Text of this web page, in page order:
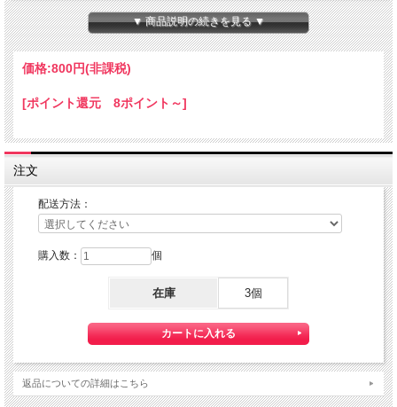
すこと、ご理解・ご了承下さい。
ヒートガン等で加熱しないでください。
★コチラの商品は 『ゆうパケット２５０円』・『定形外郵便１４０円』配送可能
な商品になります。
宅配便のように受領印やサインのやり取りが無く、ご不在時であってもお受け取り
いただけます。
また、沖縄等の離島区域の場合でも別途送料が掛かりません。
◆配達状況の確認ができます。
ゆうパケットをご選択いただいたお客様へは、商品配送後 「お問い合わせ番号」
をお知らせしますので、日本郵便のHPにて配達状況をご確認いただけます。
◆ゆうパケットご利用の際の注意点
ゆうパケットは通常の宅配便と異なり直接ポストへの投函となりますので、
配送中の損失・破損・遅延、投函後の盗難等は一切補償致しかねます。
※）『ゆうパケット』対象外商品との同梱は承れません。
きます。
※）お届け日・時間指定はご利用いただけません。
▼ 商品説明の続きを見る ▼
価格:800円(非課税)
[ポイント還元 8ポイント～]
注文
配送方法：
購入数： 個
在庫 3個
返品についての詳細はこちら